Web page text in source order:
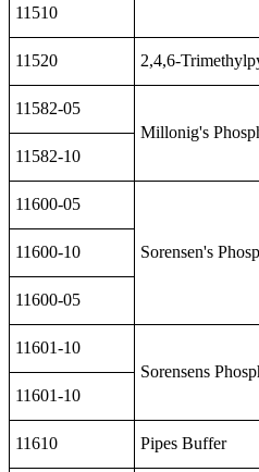
11510
11520 2,4,6-
11582-05
Millonig's
11582-10
11600-05
Sorensen's
11600-10
11600-05
11601-10
Sorensens
11601-10
11610 Pipes Buffer